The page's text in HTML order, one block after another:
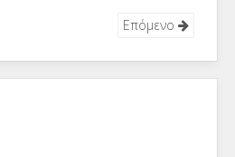
Επόμενο